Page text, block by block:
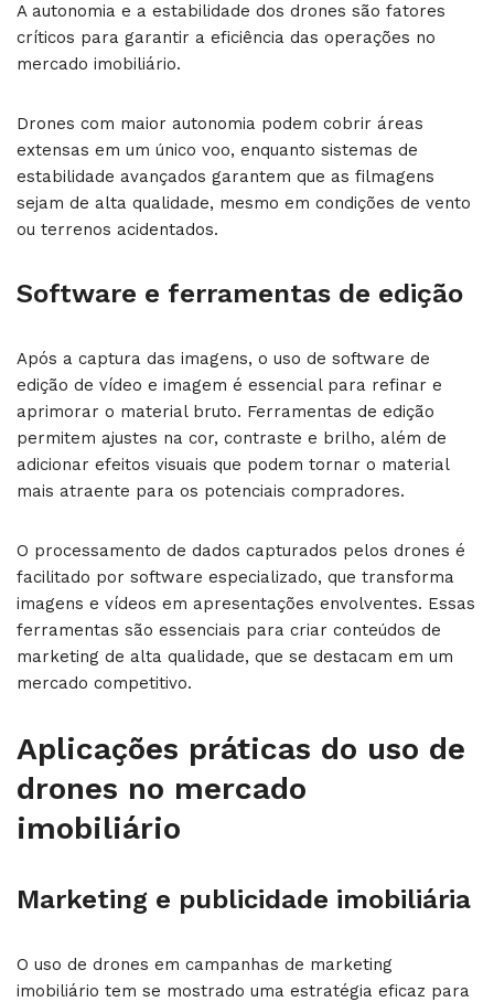
A autonomia e a estabilidade dos drones são fatores
críticos para garantir a eficiência das operações no
mercado imobiliário.
Drones com maior autonomia podem cobrir áreas
extensas em um único voo, enquanto sistemas de
estabilidade avançados garantem que as filmagens
sejam de alta qualidade, mesmo em condições de vento
ou terrenos acidentados.
Software e ferramentas de edição
Após a captura das imagens, o uso de software de
edição de vídeo e imagem é essencial para refinar e
aprimorar o material bruto. Ferramentas de edição
permitem ajustes na cor, contraste e brilho, além de
adicionar efeitos visuais que podem tornar o material
mais atraente para os potenciais compradores.
O processamento de dados capturados pelos drones é
facilitado por software especializado, que transforma
imagens e vídeos em apresentações envolventes. Essas
ferramentas são essenciais para criar conteúdos de
marketing de alta qualidade, que se destacam em um
mercado competitivo.
Aplicações práticas do uso de
drones no mercado
imobiliário
Marketing e publicidade imobiliária
O uso de drones em campanhas de marketing
imobiliário tem se mostrado uma estratégia eficaz para